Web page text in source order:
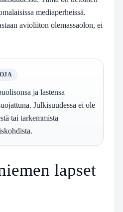
mediaperheissä.
avioliiton olemassaolon, ei
ja lastensa
Julkisuudessa ei ole
tai tarkemmista
lapset